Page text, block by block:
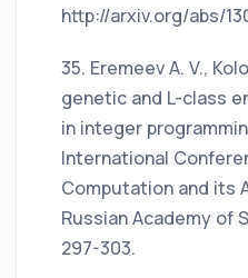
http://arxiv.org/abs/
35. Eremeev A. V.,
genetic and L-class
in integer
International
Computation and its
Russian Academy of
297-303.